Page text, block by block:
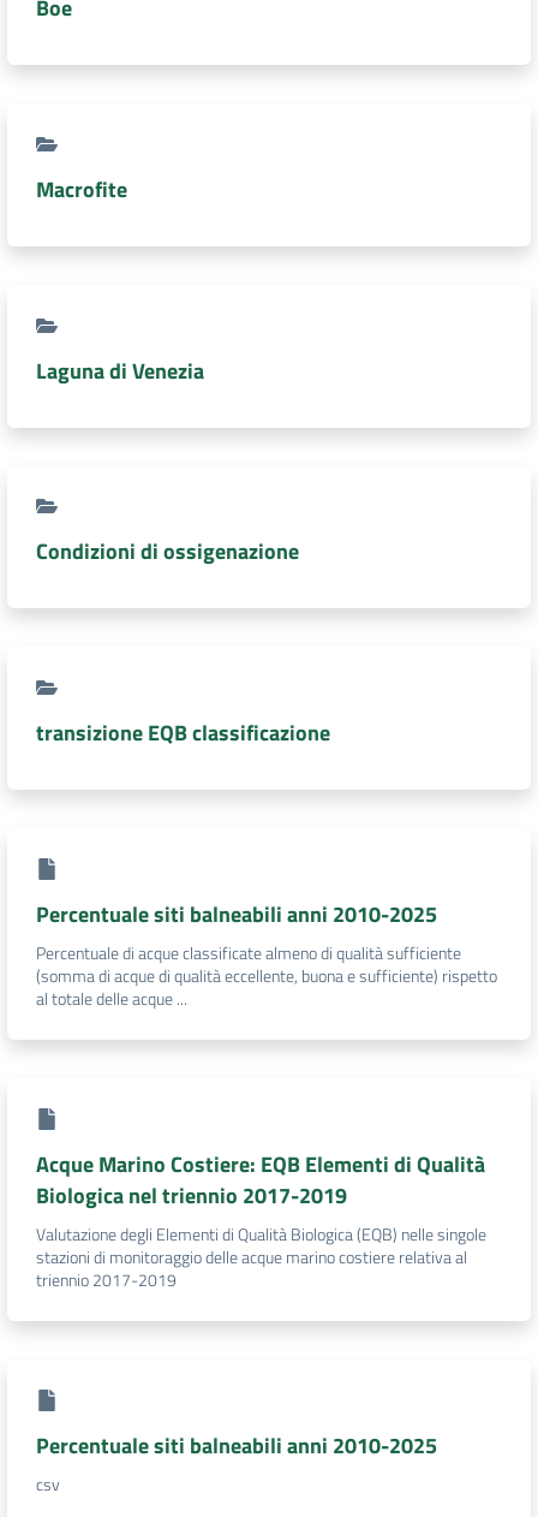
Boe
Macrofite
Laguna di Venezia
Condizioni di ossigenazione
transizione EQB classificazione
Percentuale siti balneabili anni 2010-2025
Percentuale di acque classificate almeno di qualità sufficiente
(somma di acque di qualità eccellente, buona e sufficiente) rispetto
al totale delle acque ...
Acque Marino Costiere: EQB Elementi di Qualità
Biologica nel triennio 2017-2019
Valutazione degli Elementi di Qualità Biologica (EQB) nelle singole
stazioni di monitoraggio delle acque marino costiere relativa al
triennio 2017-2019
Percentuale siti balneabili anni 2010-2025
csv